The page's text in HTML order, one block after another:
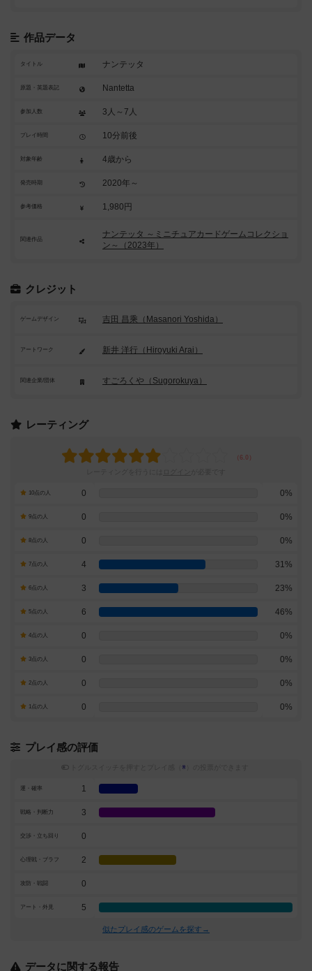
作品データ
タイトル ナンテッタ
原題・英題表記 Nantetta
参加人数 3人～7人
プレイ時間 10分前後
対象年齢 4歳から
発売時期 2020年～
参考価格 1,980円
関連作品
ナンテッタ ～ミニチュアカードゲームコレクショ
ン～（2023年）
クレジット
ゲームデザイン 吉田 昌乘（Masanori Yoshida）
アートワーク 新井 洋行（Hiroyuki Arai）
関連企業/団体 すごろくや（Sugorokuya）
レーティング
10点の人 0 0%
9点の人 0 0%
8点の人 0 0%
7点の人 4 31%
6点の人 3 23%
5点の人 6 46%
4点の人 0 0%
3点の人 0 0%
2点の人 0 0%
1点の人 0 0%
プレイ感の評価
※
運・確率 1
戦略・判断力 3
交渉・立ち回り 0
心理戦・ブラフ 2
攻防・戦闘 0
アート・外見 5
似たプレイ感のゲームを探す→
データに関する報告